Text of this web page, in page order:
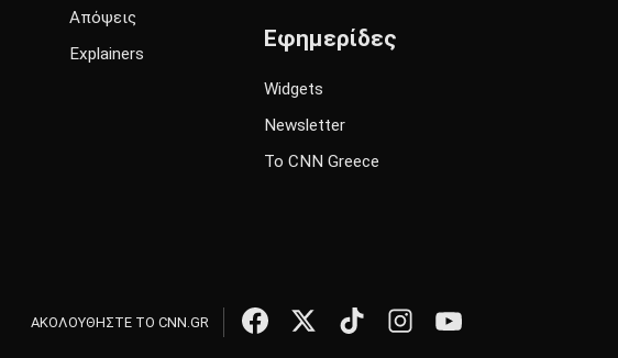
Απόψεις
Explainers
Εφημερίδες
Widgets
Newsletter
Το CNN Greece
ΑΚΟΛΟΥΘΗΣΤΕ ΤΟ CNN.GR